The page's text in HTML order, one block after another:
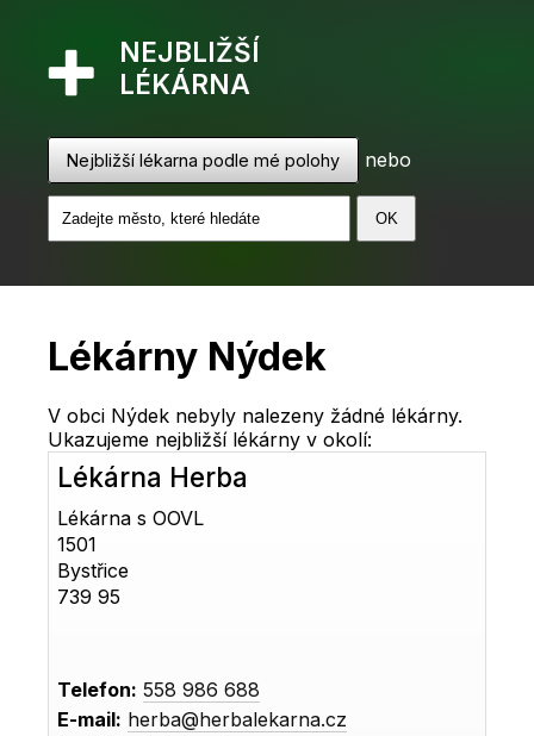
NEJBLIŽŠÍ
LÉKÁRNA
Nejbližší lékarna podle mé polohy nebo
Lékárny Nýdek
V obci Nýdek nebyly nalezeny žádné lékárny.
Ukazujeme nejbližší lékárny v okolí:
Lékárna Herba
Lékárna s OOVL
1501
Bystřice
739 95
Telefon: 558 986 688
E-mail: herba@herbalekarna.cz